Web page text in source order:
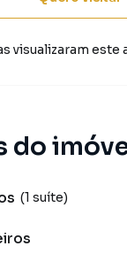
do
(1 suíte)
visualizaram este